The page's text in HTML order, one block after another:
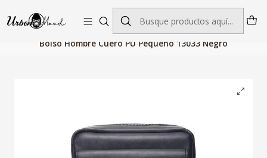
Envío GRATIS desde $60.000 | Entregas rápidas 1–5 días hábiles
Billeteras, Bolsos y Maletas Bolsos Hombre
Bolso Hombre Cuero PU Pequeño 13033 Negro